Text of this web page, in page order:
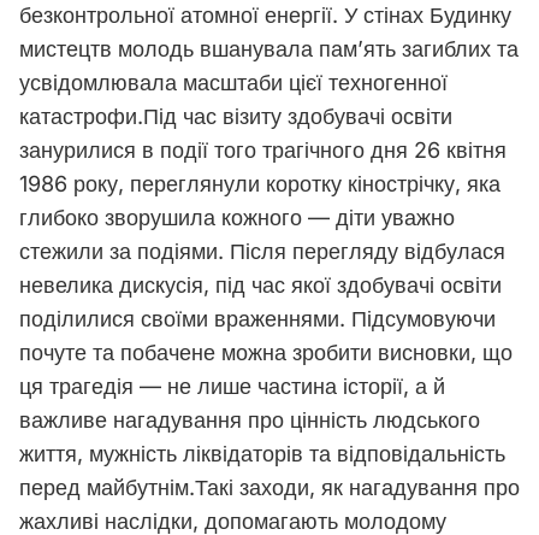
безконтрольної атомної енергії. У стінах Будинку
мистецтв молодь вшанувала памʼять загиблих та
усвідомлювала масштаби цієї техногенної
катастрофи.Під час візиту здобувачі освіти
занурилися в події того трагічного дня 26 квітня
1986 року, переглянули коротку кінострічку, яка
глибоко зворушила кожного — діти уважно
стежили за подіями. Після перегляду відбулася
невелика дискусія, під час якої здобувачі освіти
поділилися своїми враженнями. Підсумовуючи
почуте та побачене можна зробити висновки, що
ця трагедія — не лише частина історії, а й
важливе нагадування про цінність людського
життя, мужність ліквідаторів та відповідальність
перед майбутнім.Такі заходи, як нагадування про
жахливі наслідки, допомагають молодому